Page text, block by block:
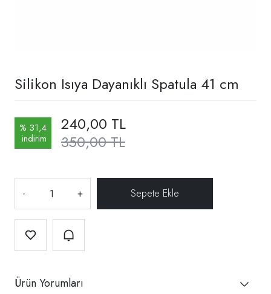
Silikon Isıya Dayanıklı Spatula 41 cm
% 31,4
indirim
350,00 TL
240,00 TL
- +
Ürün Yorumları